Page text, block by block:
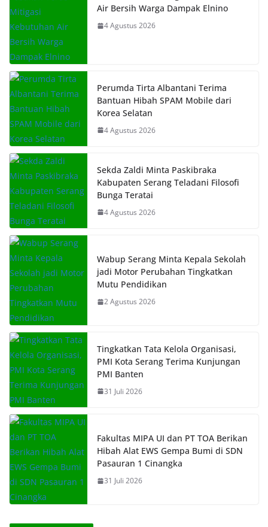
Air Bersih Warga Dampak Elnino
4 Agustus 2026
Perumda Tirta Albantani Terima
Bantuan Hibah SPAM Mobile dari
Korea Selatan
4 Agustus 2026
Sekda Zaldi Minta Paskibraka
Kabupaten Serang Teladani Filosofi
Bunga Teratai
4 Agustus 2026
Wabup Serang Minta Kepala Sekolah
jadi Motor Perubahan Tingkatkan
Mutu Pendidikan
2 Agustus 2026
Tingkatkan Tata Kelola Organisasi,
PMI Kota Serang Terima Kunjungan
PMI Banten
31 Juli 2026
Fakultas MIPA UI dan PT TOA Berikan
Hibah Alat EWS Gempa Bumi di SDN
Pasauran 1 Cinangka
31 Juli 2026